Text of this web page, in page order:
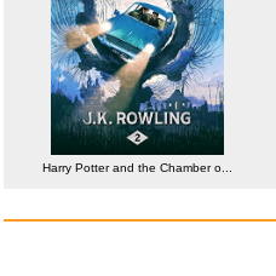
Harry Potter
Harry Potter and the Chamber o...